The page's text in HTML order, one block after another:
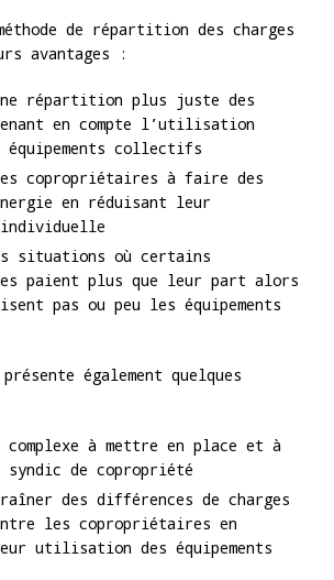
de répartition des charges
avantages :
répartition plus juste des
en compte l’utilisation
collectifs
copropriétaires à faire des
en réduisant leur
individuelle
situations où certains
paient plus que leur part alors
pas ou peu les équipements
également quelques
à mettre en place et à
de copropriété
des différences de charges
les copropriétaires en
utilisation des équipements